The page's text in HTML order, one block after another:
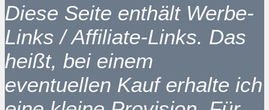
Diese Seite enthält Werbe-
Links / Affiliate-Links. Das
heißt, bei einem
eventuellen Kauf erhalte ich